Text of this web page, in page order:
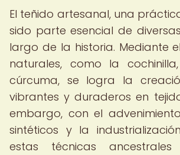
El teñido artesanal, una
sido parte esencial de
largo de la historia. Mediante
naturales, como la
cúrcuma, se logra la
vibrantes y duraderos en
embargo, con el
sintéticos y la
estas técnicas